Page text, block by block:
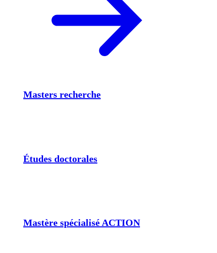
Masters recherche
Études doctorales
Mastère spécialisé ACTION